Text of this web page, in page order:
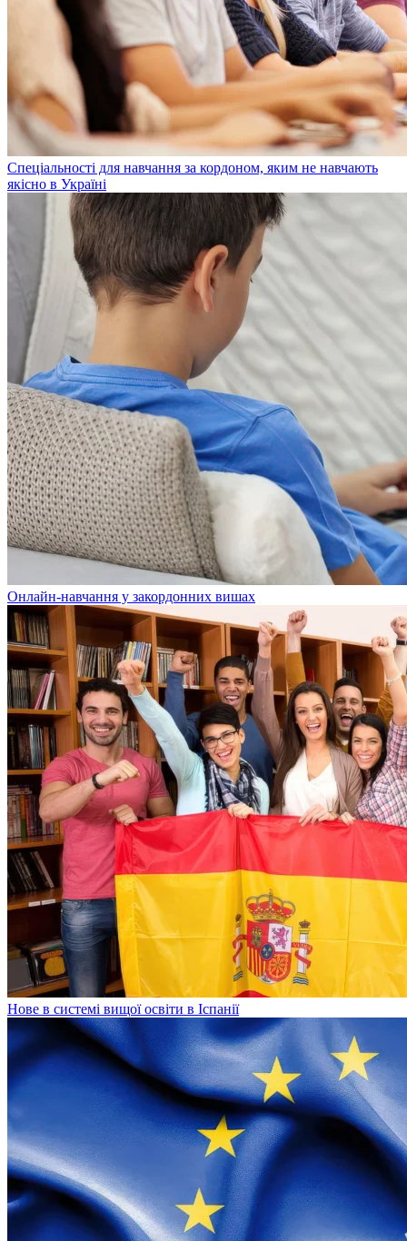
Спеціальності для навчання за кордоном, яким не навчають
якісно в Україні
Онлайн-навчання у закордонних вишах
Нове в системі вищої освіти в Іспанії